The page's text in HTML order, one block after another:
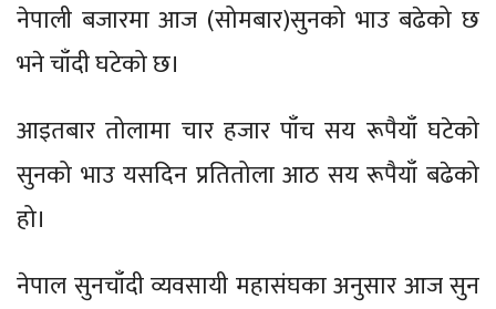
नेपाली बजारमा आज (सोमबार)सुनको भाउ बढेको छ
भने चाँदी घटेको छ।
आइतबार तोलामा चार हजार पाँच सय रूपैयाँ घटेको
सुनको भाउ यसदिन प्रतितोला आठ सय रूपैयाँ बढेको
हो।
नेपाल सुनचाँदी व्यवसायी महासंघका अनुसार आज सुन